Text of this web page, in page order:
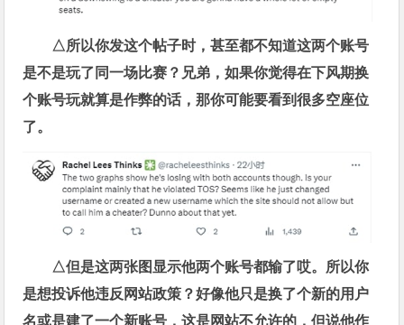
△所以你发这个帖子时，甚至都不知道这两个账号
是不是玩了同一场比赛？兄弟，如果你觉得在下风期换
个账号玩就算是作弊的话，那你可能要看到很多空座位
了。
△但是这两张图显示他两个账号都输了哎。所以你
是想投诉他违反网站政策？好像他只是换了个新的用户
名或是建了一个新账号，这是网站不允许的，但说他作